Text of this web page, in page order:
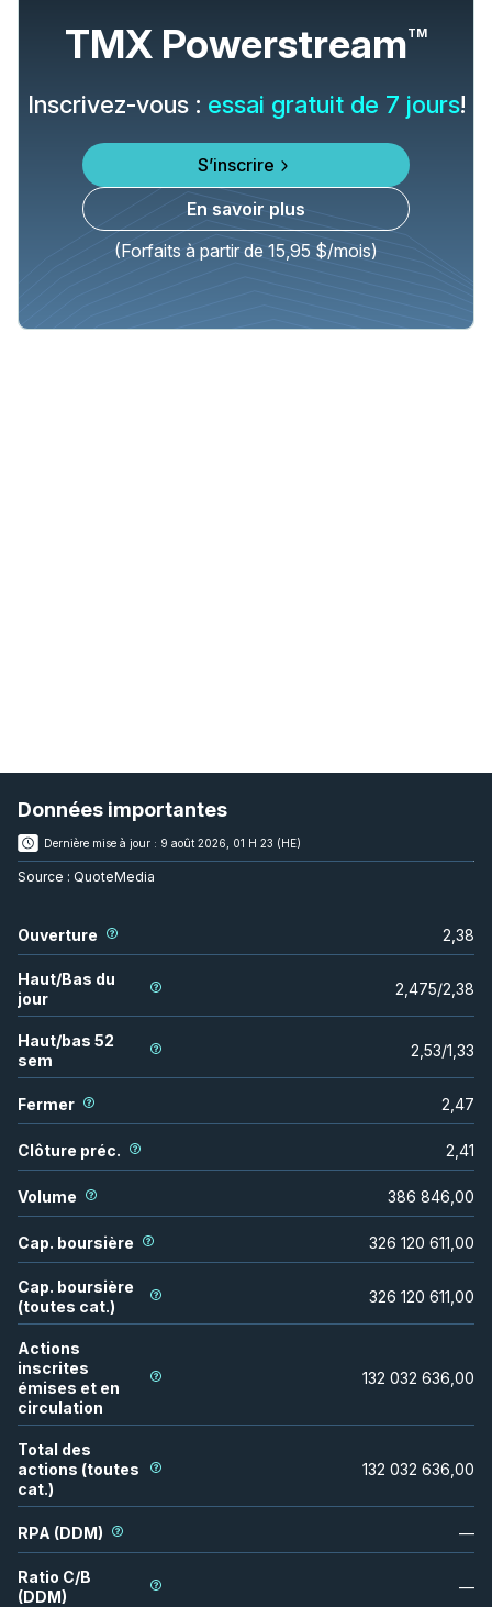
TMX PowerstreamTM
Inscrivez-vous : essai gratuit de 7 jours!
S’inscrire
En savoir plus
(Forfaits à partir de 15,95 $/mois)
Données importantes
Dernière mise à jour : 9 août 2026, 01 H 23 (HE)
Source : QuoteMedia
Ouverture 2,38
Haut/Bas du
jour
2,475/2,38
Haut/bas 52
sem
2,53/1,33
Fermer 2,47
Clôture préc. 2,41
Volume 386 846,00
Cap. boursière 326 120 611,00
Cap. boursière
(toutes cat.)
326 120 611,00
Actions
inscrites
émises et en
circulation
132 032 636,00
Total des
actions (toutes
cat.)
132 032 636,00
RPA (DDM) —
Ratio C/B
(DDM)
—